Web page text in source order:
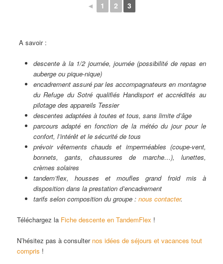
◄ 1 2 3
A savoir :
descente à la 1/2 journée, journée (possibilité de repas en
auberge ou pique-nique)
encadrement assuré par les accompagnateurs en montagne
du Refuge du Sotré qualifiés Handisport et accrédités au
pilotage des appareils Tessier
descentes adaptées à toutes et tous, sans limite d’âge
parcours adapté en fonction de la météo du jour pour le
confort, l’intérêt et le sécurité de tous
prévoir vêtements chauds et imperméables (coupe-vent,
bonnets, gants, chaussures de marche…), lunettes,
crèmes solaires
tandem’flex, housses et moufles grand froid mis à
disposition dans la prestation d’encadrement
tarifs selon composition du groupe : nous contacter.
Téléchargez la Fiche descente en TandemFlex !
N’hésitez pas à consulter nos idées de séjours et vacances tout
compris !